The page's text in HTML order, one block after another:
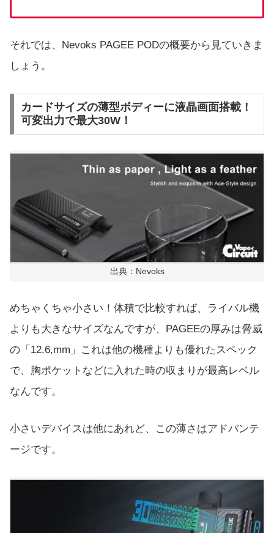
それでは、Nevoks PAGEE PODの概要から見ていきま
しょう。
カードサイズの薄型ボディーに液晶画面搭載！
可変出力で最大30W！
出典：Nevoks
めちゃくちゃ小さい！体積で比較すれば、ライバル機
よりも大きなサイズなんですが、PAGEEの厚みは脅威
の「12.6,mm」これは他の機種よりも優れたスペック
で、胸ポケットなどに入れた時の収まりが最高レベル
なんです。
小さいデバイスは他にあれど、この薄さはアドバンテ
ージです。